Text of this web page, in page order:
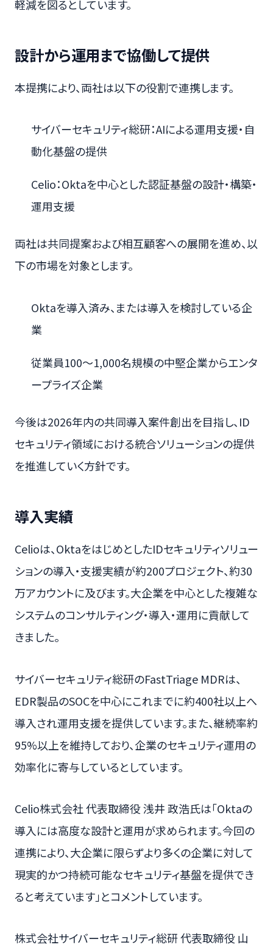
軽減を図るとしています。
設計から運用まで協働して提供
本提携により、両社は以下の役割で連携します。
サイバーセキュリティ総研：AIによる運用支援・自
動化基盤の提供
Celio：Oktaを中心とした認証基盤の設計・構築・
運用支援
両社は共同提案および相互顧客への展開を進め、以
下の市場を対象とします。
Oktaを導入済み、または導入を検討している企
業
従業員100〜1,000名規模の中堅企業からエンタ
ープライズ企業
今後は2026年内の共同導入案件創出を目指し、ID
セキュリティ領域における統合ソリューションの提供
を推進していく方針です。
導入実績
Celioは、OktaをはじめとしたIDセキュリティソリュー
ションの導入・支援実績が約200プロジェクト、約30
万アカウントに及びます。大企業を中心とした複雑な
システムのコンサルティング・導入・運用に貢献して
きました。
サイバーセキュリティ総研のFastTriage MDRは、
EDR製品のSOCを中心にこれまでに約400社以上へ
導入され運用支援を提供しています。また、継続率約
95%以上を維持しており、企業のセキュリティ運用の
効率化に寄与しているとしています。
Celio株式会社 代表取締役 浅井 政浩氏は「Oktaの
導入には高度な設計と運用が求められます。今回の
連携により、大企業に限らずより多くの企業に対して
現実的かつ持続可能なセキュリティ基盤を提供でき
ると考えています」とコメントしています。
株式会社サイバーセキュリティ総研 代表取締役 山